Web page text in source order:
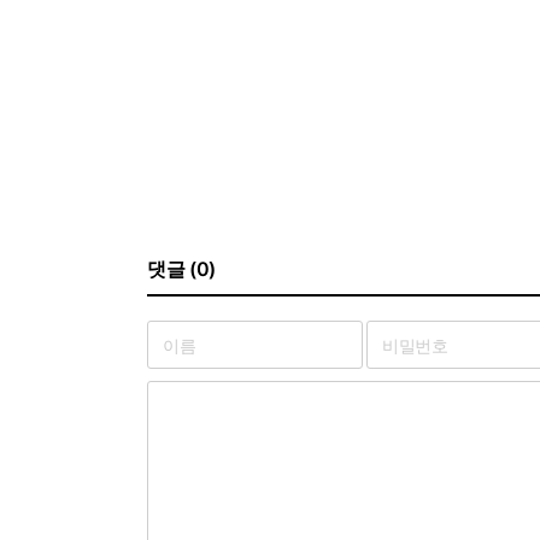
댓글 (0)